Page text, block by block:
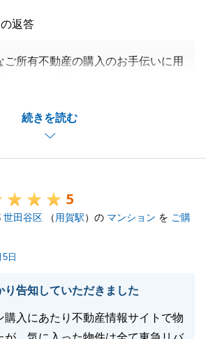
続きを読む
返答
ご所有不動産の購入のお手伝いに用
お役に立てたこと大変光栄でござい
ーンに関して難航した点がありまし
出来ました。
、充実した毎日となりますことを心
ナーとして、何かあった際にはお
顧賜りますよう、お願い申し上げ
5
世田谷区 （ 用賀駅）の マンション を ご購
日
り告知していただきました
購入にあたり不動産情報サイトで物